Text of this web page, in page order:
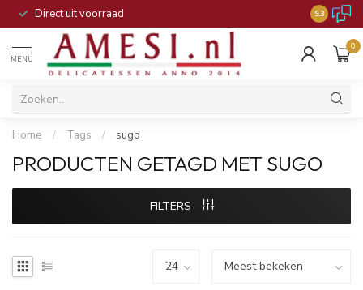
Direct uit voorraad 9.3
MENU
0
Home / Tags / sugo
PRODUCTEN GETAGD MET SUGO
FILTERS